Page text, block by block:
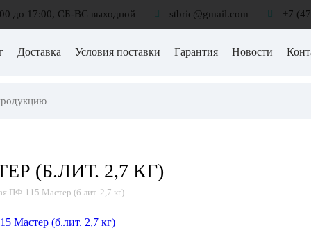
до 17:00, СБ-ВС выходной stbric@gmail.com +7
Доставка Условия поставки Гарантия Новости
(Б.ЛИТ. 2,7 КГ)
ПФ-115 Мастер (б.лит. 2,7 кг)